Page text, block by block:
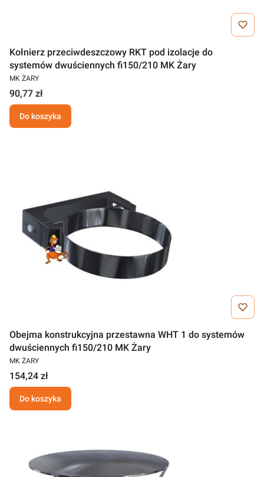
Kołnierz przeciwdeszczowy RKT pod izolacje do
systemów dwuściennych fi150/210 MK Żary
MK ŻARY
90,77 zł
Do koszyka
Obejma konstrukcyjna przestawna WHT 1 do systemów
dwuściennych fi150/210 MK Żary
MK ŻARY
154,24 zł
Do koszyka